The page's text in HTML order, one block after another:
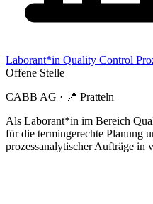
Laborant*in Quality Control
Offene Stelle
CABB AG · 📍 Pratteln
Als Laborant*in im Bereich
für die termingerechte Planung
prozessanalytischer Aufträge in